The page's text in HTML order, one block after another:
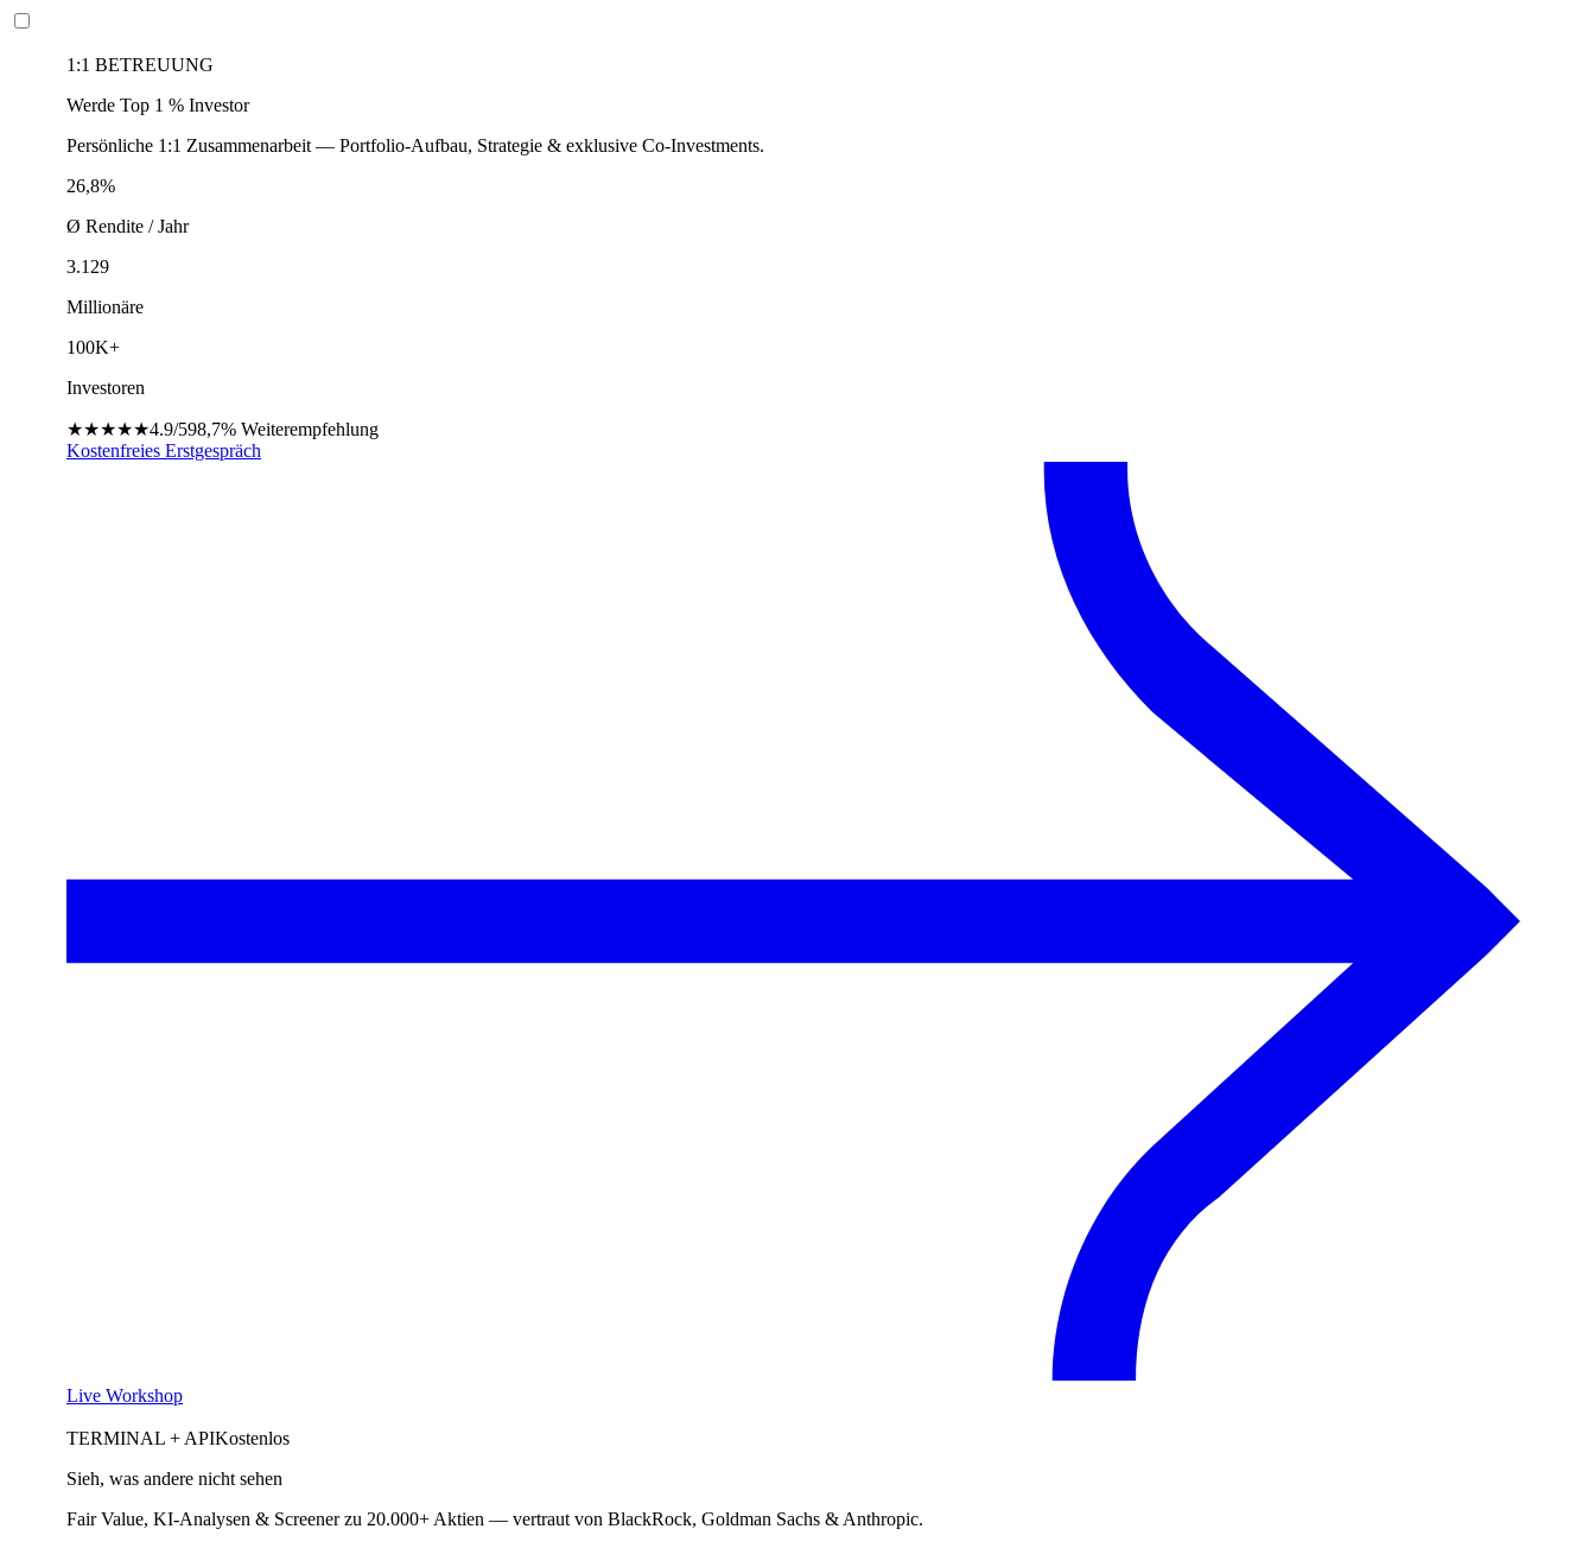
1:1 BETREUUNG
Werde Top 1 % Investor
Persönliche 1:1 Zusammenarbeit — Portfolio-Aufbau, Strategie & exklusive Co-Investments.
26,8%
Ø Rendite / Jahr
3.129
Millionäre
100K+
Investoren
★★★★★4.9/598,7% Weiterempfehlung
Kostenfreies Erstgespräch
Live Workshop
TERMINAL + APIKostenlos
Sieh, was andere nicht sehen
Fair Value, KI-Analysen & Screener zu 20.000+ Aktien — vertraut von BlackRock, Goldman Sachs & Anthropic.